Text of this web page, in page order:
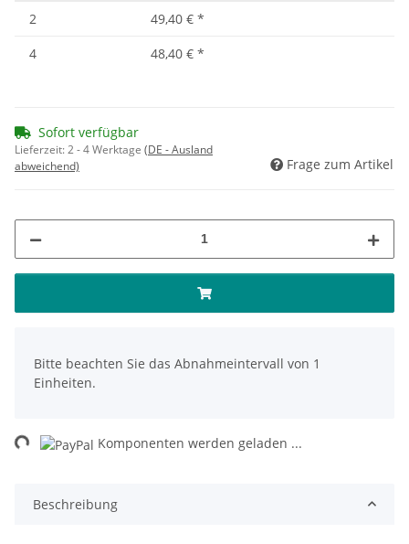
2 49,40 € *
4
48,40 € *
Sofort verfügbar
Lieferzeit:2 - 4 Werktage (DE - Ausland
abweichend)
Frage zum Artikel
Bitte beachten Sie das Abnahmeintervall von 1
Einheiten.
Komponenten werden geladen ...
Beschreibung